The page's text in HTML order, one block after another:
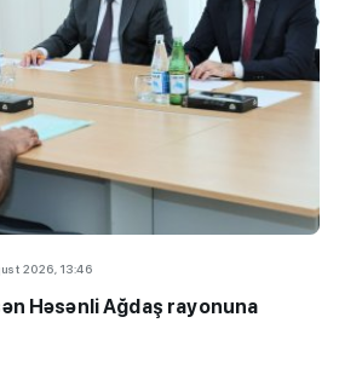
2026, 13:46
Həsənli Ağdaş rayonuna